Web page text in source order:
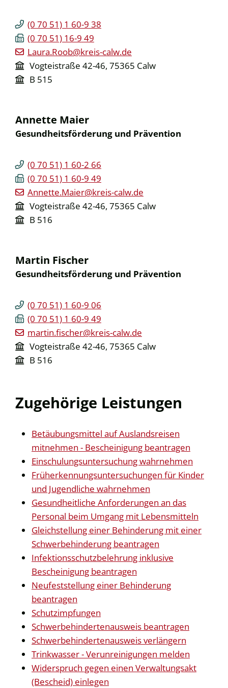
(0 70 51) 1 60-9 38
(0 70 51) 16-9 49
Laura.Roob@kreis-calw.de
Vogteistraße 42-46, 75365 Calw
B 515
Annette Maier
Gesundheitsförderung und Prävention
(0 70 51) 1 60-2 66
(0 70 51) 1 60-9 49
Annette.Maier@kreis-calw.de
Vogteistraße 42-46, 75365 Calw
B 516
Martin Fischer
Gesundheitsförderung und Prävention
(0 70 51) 1 60-9 06
(0 70 51) 1 60-9 49
martin.fischer@kreis-calw.de
Vogteistraße 42-46, 75365 Calw
B 516
Zugehörige Leistungen
Betäubungsmittel auf Auslandsreisen
mitnehmen - Bescheinigung beantragen
Einschulungsuntersuchung wahrnehmen
Früherkennungsuntersuchungen für Kinder
und Jugendliche wahrnehmen
Gesundheitliche Anforderungen an das
Personal beim Umgang mit Lebensmitteln
Gleichstellung einer Behinderung mit einer
Schwerbehinderung beantragen
Infektionsschutzbelehrung inklusive
Bescheinigung beantragen
Neufeststellung einer Behinderung
beantragen
Schutzimpfungen
Schwerbehindertenausweis beantragen
Schwerbehindertenausweis verlängern
Trinkwasser - Verunreinigungen melden
Widerspruch gegen einen Verwaltungsakt
(Bescheid) einlegen